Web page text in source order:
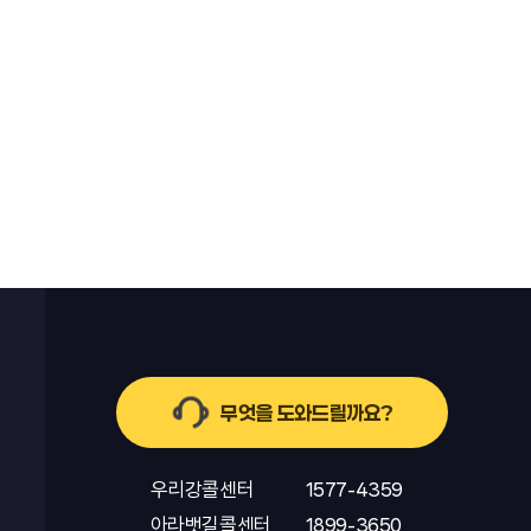
무엇을 도와드릴까요?
우리강콜센터
1577-4359
아라뱃길콜센터
1899-3650